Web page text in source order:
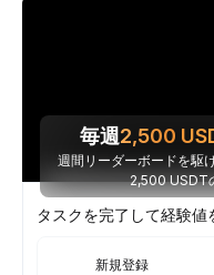
毎週2,500
週間リーダーボードを駆
2,500 USDT
タスクを完了して経験値
新規登録